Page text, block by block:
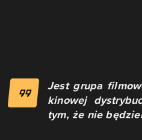
Jest grupa
kinowej
tym, że nie